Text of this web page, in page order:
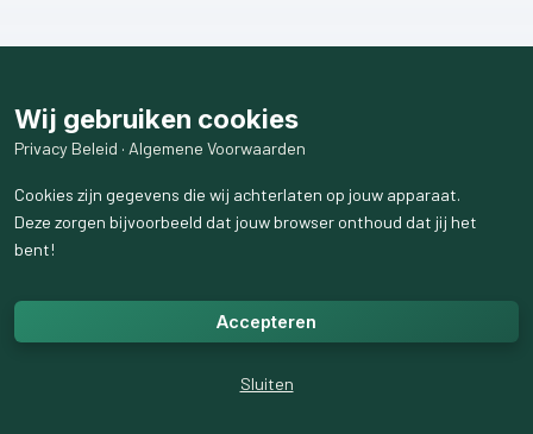
Wij gebruiken cookies
Privacy Beleid · Algemene Voorwaarden
Cookies zijn gegevens die wij achterlaten op jouw apparaat.
Deze zorgen bijvoorbeeld dat jouw browser onthoud dat jij het
bent!
Accepteren
Sluiten